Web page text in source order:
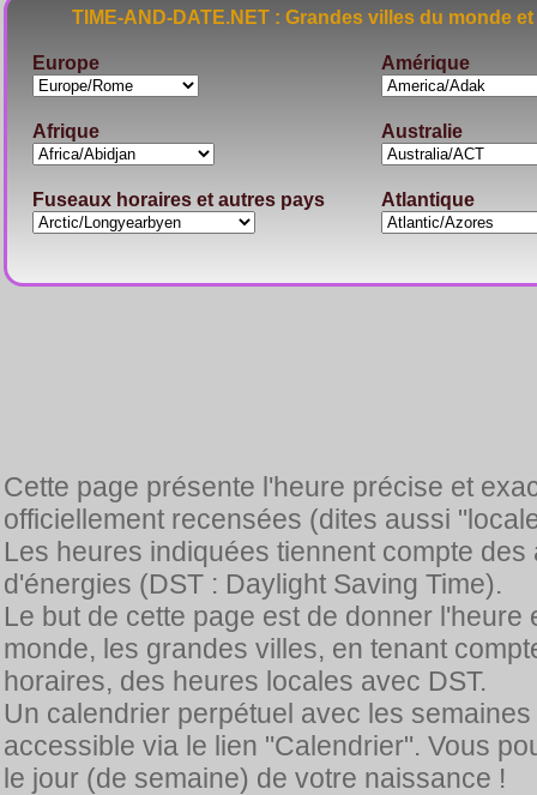
TIME-AND-DATE.NET : Grandes villes du
Europe Amérique
Afrique Australie
Fuseaux horaires et autres pays Atlantique
Cette page présente l'heure précise et
officiellement recensées (dites aussi
Les heures indiquées tiennent compte
d'énergies (DST : Daylight Saving Time).
Le but de cette page est de donner
monde, les grandes villes, en tenant
horaires, des heures locales avec DST.
Un calendrier perpétuel avec les
accessible via le lien "Calendrier". Vous
le jour (de semaine) de votre naissance !